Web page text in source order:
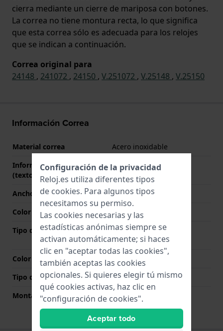
cierra mediante un cierre de mariposa con botones.
La correa no tiene montura recta, lo que significa
que esta correa sólo es adecuada para los relojes
que se indican a continuación.
Correa original para
24148 , 241072 , 24150 , V.251072 , V.25148 , V.25150
Información Correa
Material correa
Acero inoxidable
Información adicional
(texto libre)
Stainless Steel Bracelet
Ancho de correa
21 mm
Color de correa
Plateado
Tipo de cierre
Cierre de mariposa con
botones
Color del cierre
Plateado
Tipo de montaje
Pasadores de resorte
Montaje Recto
No
Configuración de la privacidad
Reloj.es utiliza diferentes tipos
de cookies. Para algunos tipos
necesitamos su permiso.
Las cookies necesarias y las
estadísticas anónimas siempre se
activan automáticamente; si haces
clic en "aceptar todas las cookies",
también aceptas las cookies
opcionales. Si quieres elegir tú mismo
qué cookies activas, haz clic en
"configuración de cookies".
Aceptar todo